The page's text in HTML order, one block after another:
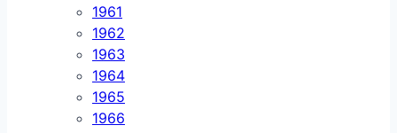
1961
1962
1963
1964
1965
1966